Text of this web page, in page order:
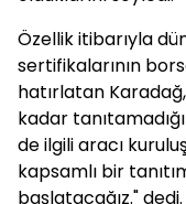
Özellik itibarıyla
sertifikalarının
hatırlatan
kadar
de ilgili aracı
kapsamlı bir
başlatacağız." dedi.